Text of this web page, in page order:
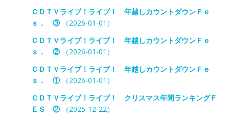
ＣＤＴＶライブ！ライブ！ 年越しカウントダウンＦｅ
ｓ． ③（2026-01-01）
ＣＤＴＶライブ！ライブ！ 年越しカウントダウンＦｅ
ｓ． ②（2026-01-01）
ＣＤＴＶライブ！ライブ！ 年越しカウントダウンＦｅ
ｓ． ①（2026-01-01）
ＣＤＴＶライブ！ライブ！ クリスマス年間ランキングＦ
ＥＳ ②（2025-12-22）